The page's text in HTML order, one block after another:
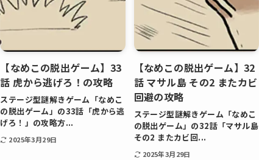
【なめこの脱出ゲーム】33
話 虎から逃げろ！の攻略
ステージ型謎解きゲーム「なめこ
の脱出ゲーム」の33話「虎から逃
げろ！」の攻略方...
2025年3月29日
【なめこの脱出ゲーム】32
話 マサル島 その2 またカビ
回避の攻略
ステージ型謎解きゲーム「なめこ
の脱出ゲーム」の32話「マサル島
その2 またカビ回...
2025年3月29日